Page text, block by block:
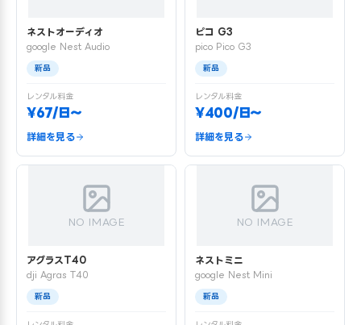
ネストオーディオ
google Nest Audio
新品
レンタル料金
¥67/日〜
詳細を見る
ピコ G3
pico Pico G3
新品
レンタル料金
¥400/日〜
詳細を見る
NO IMAGE
アグラスT40
dji Agras T40
新品
NO IMAGE
ネストミニ
google Nest Mini
新品